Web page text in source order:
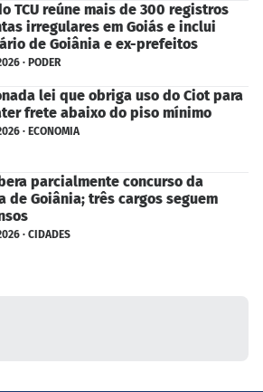
TCU reúne mais de 300 registros
irregulares em Goiás e inclui
de Goiânia e ex-prefeitos
· PODER
lei que obriga uso do Ciot para
frete abaixo do piso mínimo
· ECONOMIA
parcialmente concurso da
de Goiânia; três cargos seguem
· CIDADES